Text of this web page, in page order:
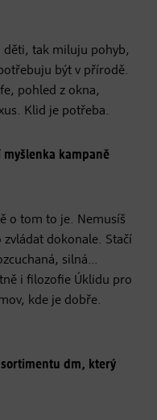
děti, tak miluju pohyb,
být v přírodě.
pohled z okna,
Klid je potřeba.
myšlenka kampaně
o tom to je. Nemusíš
zvládat dokonale. Stačí
silná…
i filozofie Úklidu pro
kde je dobře.
dm, který